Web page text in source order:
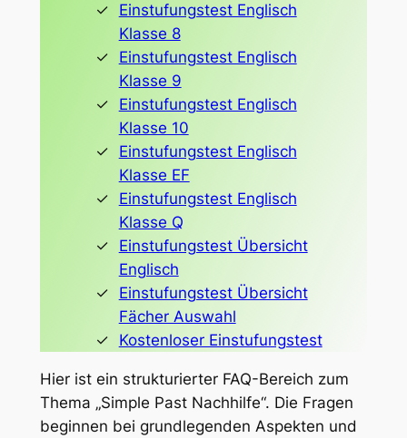
Einstufungstest Englisch
Klasse 8
Einstufungstest Englisch
Klasse 9
Einstufungstest Englisch
Klasse 10
Einstufungstest Englisch
Klasse EF
Einstufungstest Englisch
Klasse Q
Einstufungstest Übersicht
Englisch
Einstufungstest Übersicht
Fächer Auswahl
Kostenloser Einstufungstest
Hier ist ein strukturierter FAQ-Bereich zum
Thema „Simple Past Nachhilfe“. Die Fragen
beginnen bei grundlegenden Aspekten und